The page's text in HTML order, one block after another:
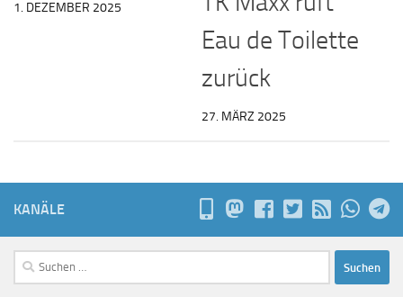
1. DEZEMBER 2025
Eau de Toilette
zurück
27. MÄRZ 2025
KANÄLE
Suchen
nach: